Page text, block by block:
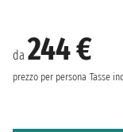
da 244 €
prezzo per persona Tasse